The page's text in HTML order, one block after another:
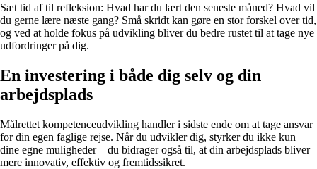
Sæt tid af til refleksion: Hvad har du lært den seneste måned? Hvad vil
du gerne lære næste gang? Små skridt kan gøre en stor forskel over tid,
og ved at holde fokus på udvikling bliver du bedre rustet til at tage nye
udfordringer på dig.
En investering i både dig selv og din
arbejdsplads
Målrettet kompetenceudvikling handler i sidste ende om at tage ansvar
for din egen faglige rejse. Når du udvikler dig, styrker du ikke kun
dine egne muligheder – du bidrager også til, at din arbejdsplads bliver
mere innovativ, effektiv og fremtidssikret.